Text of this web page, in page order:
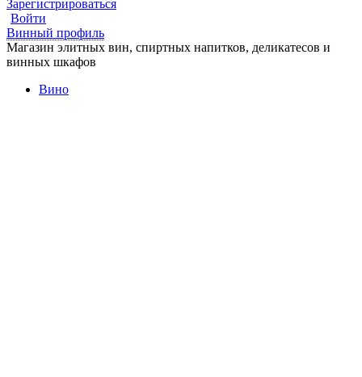
Зарегистрироваться
Войти
Винный профиль
Магазин элитных вин, спиртных напитков, деликатесов и
винных шкафов
Вино